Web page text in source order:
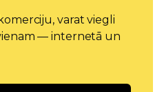
varat viegli
— internetā un